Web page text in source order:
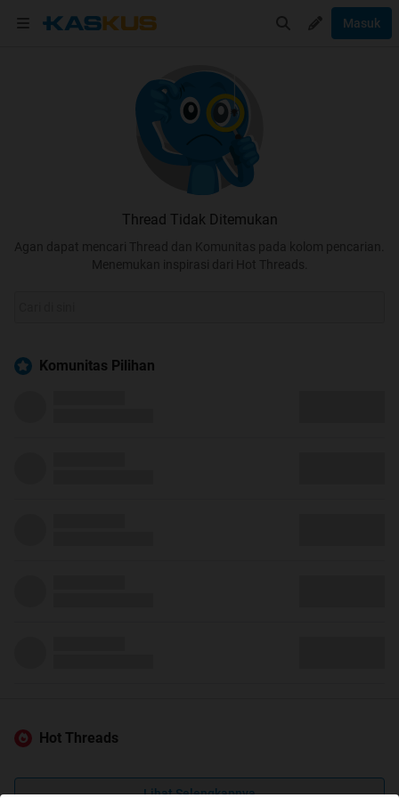
Masuk
Thread Tidak Ditemukan
Agan dapat mencari Thread dan Komunitas pada kolom pencarian.
Menemukan inspirasi dari Hot Threads.
Komunitas Pilihan
Hot Threads
Lihat Selengkapnya